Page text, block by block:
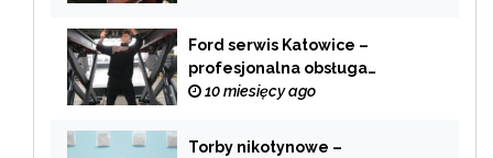
Ford serwis Katowice –
profesjonalna obsługa
Twojego samochodu
10 miesięcy ago
Torby nikotynowe –